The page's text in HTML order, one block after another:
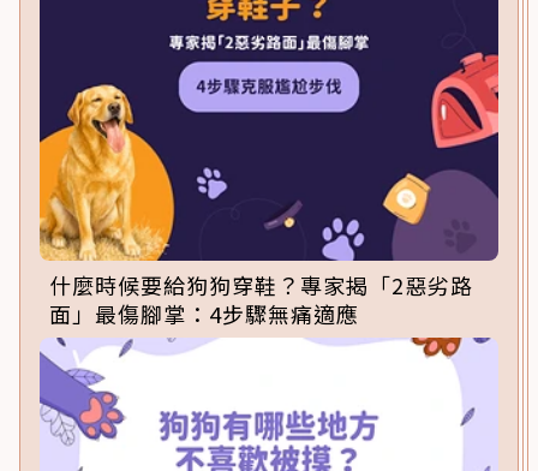
什麼時候要給狗狗穿鞋？專家揭「2惡劣路
面」最傷腳掌：4步驟無痛適應